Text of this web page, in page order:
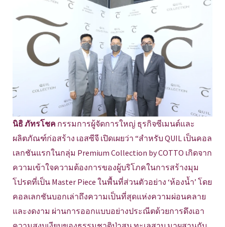
นิธิ ภัทรโชค กรรมการผู้จัดการใหญ่ ธุรกิจซีเมนต์และ
ผลิตภัณฑ์ก่อสร้าง เอสซีจี เปิดเผยว่า “สำหรับ QUIL เป็นคอล
เลกชันแรกในกลุ่ม Premium Collection by COTTO เกิดจาก
ความเข้าใจความต้องการของผู้บริโภคในการสร้างมุม
โปรดที่เป็น Master Piece ในพื้นที่ส่วนตัวอย่าง ‘ห้องน้ำ’ โดย
คอลเลกชันบอกเล่าถึงความเป็นที่สุดแห่งความผ่อนคลาย
และงดงาม ผ่านการออกแบบอย่างประณีตด้วยการดึงเอา